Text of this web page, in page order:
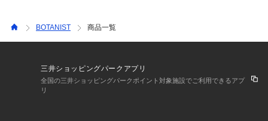
BOTANIST 商品一覧
三井ショッピングパークアプリ
全国の三井ショッピングパークポイント対象施設でご利用できるアプ
リ